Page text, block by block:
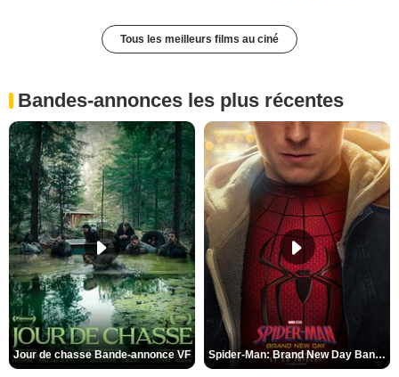
Tous les meilleurs films au ciné
Bandes-annonces les plus récentes
Jour de chasse Bande-annonce VF Spider-Man: Brand New Day Bande-annonce (3) VO STFR